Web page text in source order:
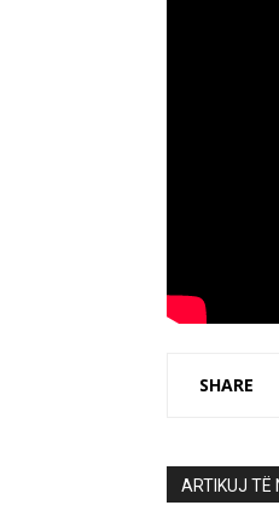
SHARE
ARTIKUJ TË